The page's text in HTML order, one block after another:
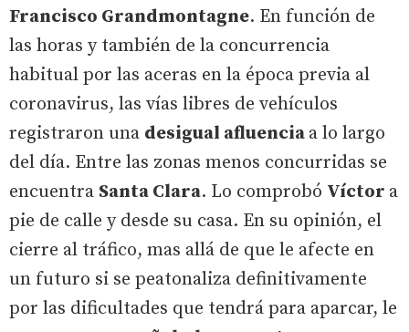
Francisco Grandmontagne. En función de
las horas y también de la concurrencia
habitual por las aceras en la época previa al
coronavirus, las vías libres de vehículos
registraron una desigual afluenciaa lo largo
del día. Entre las zonas menos concurridas se
encuentra Santa Clara. Lo comprobó Víctor a
pie de calle y desde su casa. En su opinión, el
cierre al tráfico, mas allá de que le afecte en
un futuro si se peatonaliza definitivamente
por las dificultades que tendrá para aparcar, le